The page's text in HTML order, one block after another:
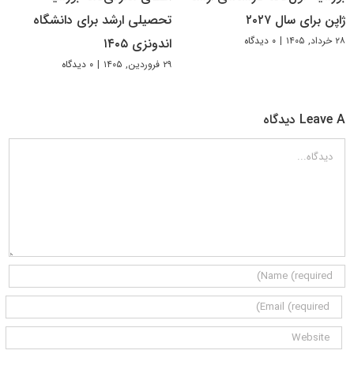
ژاپن برای سال ۲۰۲۷
۲۸ خرداد, ۱۴۰۵ | ۰ دیدگاه
تحصیلی ارشد برای دانشگاه
اندونزی ۱۴۰۵
۲۹ فروردین, ۱۴۰۵ | ۰ دیدگاه
Leave A دیدگاه
دیدگاه